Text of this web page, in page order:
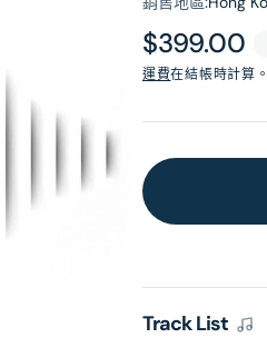
原
價
$399.00
運費在結帳時計算。
Track List